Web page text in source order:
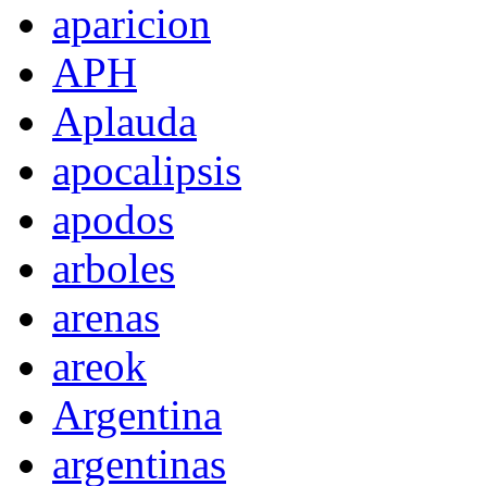
aparicion
APH
Aplauda
apocalipsis
apodos
arboles
arenas
areok
Argentina
argentinas